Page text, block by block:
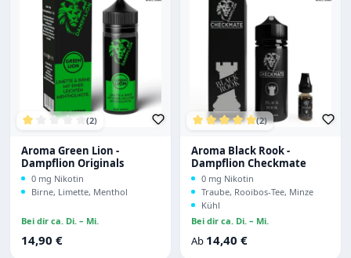
(2)
Aroma Green Lion -
Dampflion Originals
0 mg Nikotin
Birne, Limette, Menthol
Bei dir ca. Di. – Mi.
Regulärer Preis:
14,90 €
(2)
Aroma Black Rook -
Dampflion Checkmate
0 mg Nikotin
Traube, Rooibos-Tee, Minze
Kühl
Bei dir ca. Di. – Mi.
Regulärer Preis:
Ab 14,40 €